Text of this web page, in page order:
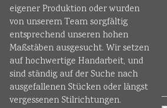
eigener Produktion oder wurden
von unserem Team sorgfältig
entsprechend unseren hohen
Maßstäben ausgesucht. Wir setzen
auf hochwertige Handarbeit, und
sind ständig auf der Suche nach
ausgefallenen Stücken oder längst
vergessenen Stilrichtungen.